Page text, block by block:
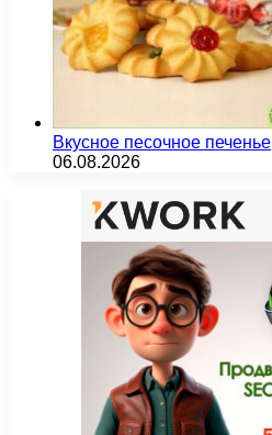
Вкусное песочное печенье
06.08.2026